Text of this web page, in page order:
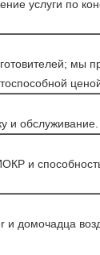
услуги по
мы
и обслуживание.
и
и домочадца